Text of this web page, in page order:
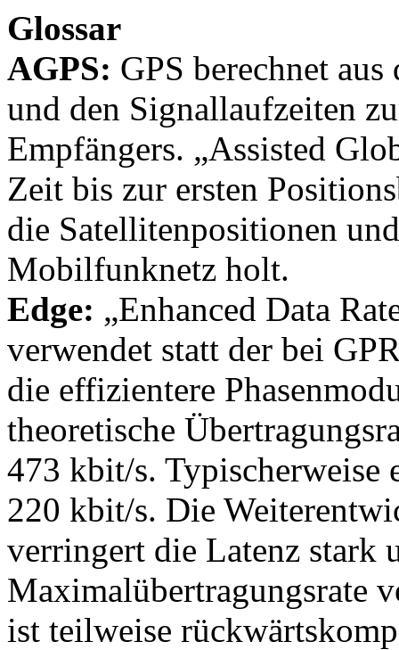
Glossar
AGPS: GPS berechnet
und den Signallaufzeiten
Empfängers. „Assisted
Zeit bis zur ersten
die Satellitenpositionen
Mobilfunknetz holt.
Edge: „Enhanced Data
verwendet statt der bei
die effizientere
theoretische
473 kbit/s. Typischerweise
220 kbit/s. Die
verringert die Latenz stark
Maximalübertragungsrate
ist teilweise